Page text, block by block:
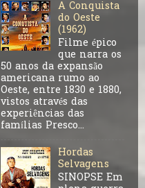
A Conquista
do Oeste
(1962)
Filme épico
que narra os
50 anos da expansão
americana rumo ao
Oeste, entre 1830 e 1880,
vistos através das
experiências das
famílias Presco...
Hordas
Selvagens
SINOPSE Em